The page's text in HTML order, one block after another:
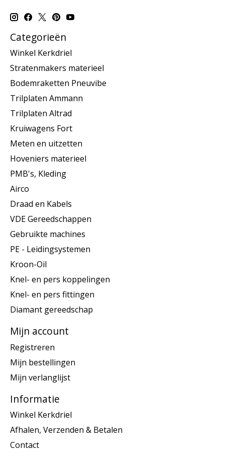
Categorieën
Winkel Kerkdriel
Stratenmakers materieel
Bodemraketten Pneuvibe
Trilplaten Ammann
Trilplaten Altrad
Kruiwagens Fort
Meten en uitzetten
Hoveniers materieel
PMB's, Kleding
Airco
Draad en Kabels
VDE Gereedschappen
Gebruikte machines
PE - Leidingsystemen
Kroon-Oil
Knel- en pers koppelingen
Knel- en pers fittingen
Diamant gereedschap
Mijn account
Registreren
Mijn bestellingen
Mijn verlanglijst
Informatie
Winkel Kerkdriel
Afhalen, Verzenden & Betalen
Contact